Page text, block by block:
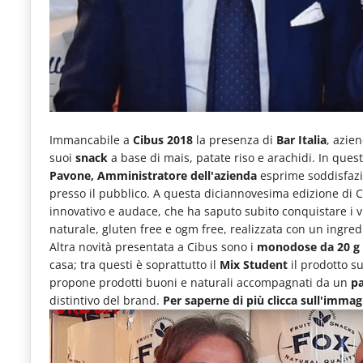
e
articoli
quotidiani
sul
mondo
dell'alimentazione,
dei
consumi
fuoricasa,
del
Food
Service
e
tutte
Immancabile a Cibus 2018 la presenza di Bar Italia,
suoi snack a base di mais, patate riso e arachidi. In
Pavone, Amministratore dell'azienda esprime
presso il pubblico. A questa diciannovesima edizione di
innovativo e audace, che ha saputo subito conquistare i
naturale, gluten free e ogm free, realizzata con un
Altra novità presentata a Cibus sono i monodose da 20
casa; tra questi è soprattutto il Mix Student il prodotto
propone prodotti buoni e naturali accompagnati da un
distintivo del brand. Per saperne di più clicca